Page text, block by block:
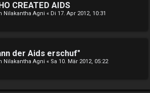
CREATED AIDS
Nilakantha Agni « Di 17. Apr 2012, 10:31
der Aids erschuf"
Nilakantha Agni « Sa 10. Mär 2012, 05:22